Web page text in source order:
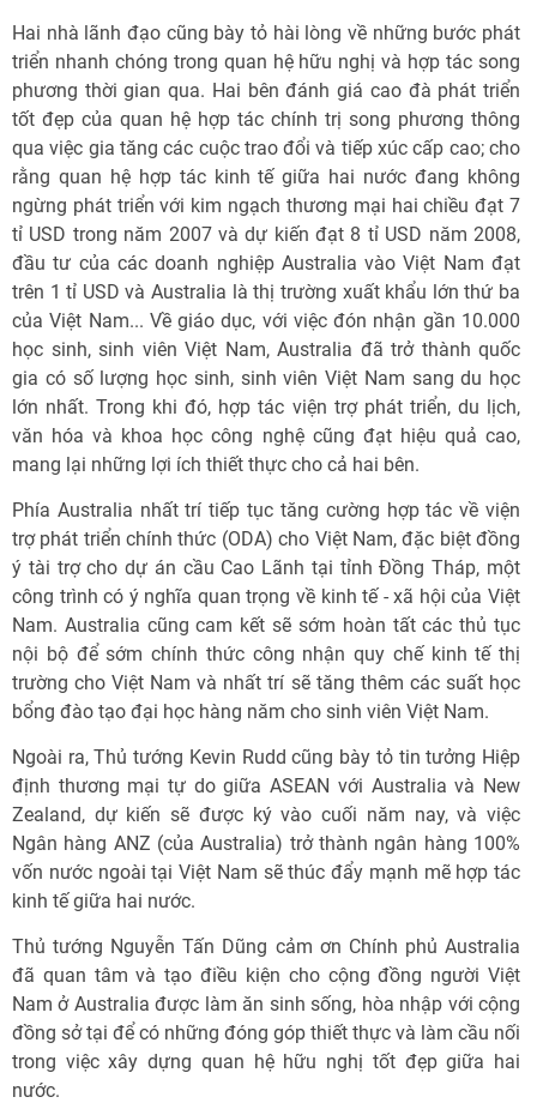
Hai nhà lãnh đạo cũng bày tỏ hài lòng về những bước phát
triển nhanh chóng trong quan hệ hữu nghị và hợp tác song
phương thời gian qua. Hai bên đánh giá cao đà phát triển
tốt đẹp của quan hệ hợp tác chính trị song phương thông
qua việc gia tăng các cuộc trao đổi và tiếp xúc cấp cao; cho
rằng quan hệ hợp tác kinh tế giữa hai nước đang không
ngừng phát triển với kim ngạch thương mại hai chiều đạt 7
tỉ USD trong năm 2007 và dự kiến đạt 8 tỉ USD năm 2008,
đầu tư của các doanh nghiệp Australia vào Việt Nam đạt
trên 1 tỉ USD và Australia là thị trường xuất khẩu lớn thứ ba
của Việt Nam... Về giáo dục, với việc đón nhận gần 10.000
học sinh, sinh viên Việt Nam, Australia đã trở thành quốc
gia có số lượng học sinh, sinh viên Việt Nam sang du học
lớn nhất. Trong khi đó, hợp tác viện trợ phát triển, du lịch,
văn hóa và khoa học công nghệ cũng đạt hiệu quả cao,
mang lại những lợi ích thiết thực cho cả hai bên.
Phía Australia nhất trí tiếp tục tăng cường hợp tác về viện
trợ phát triển chính thức (ODA) cho Việt Nam, đặc biệt đồng
ý tài trợ cho dự án cầu Cao Lãnh tại tỉnh Đồng Tháp, một
công trình có ý nghĩa quan trọng về kinh tế - xã hội của Việt
Nam. Australia cũng cam kết sẽ sớm hoàn tất các thủ tục
nội bộ để sớm chính thức công nhận quy chế kinh tế thị
trường cho Việt Nam và nhất trí sẽ tăng thêm các suất học
bổng đào tạo đại học hàng năm cho sinh viên Việt Nam.
Ngoài ra, Thủ tướng Kevin Rudd cũng bày tỏ tin tưởng Hiệp
định thương mại tự do giữa ASEAN với Australia và New
Zealand, dự kiến sẽ được ký vào cuối năm nay, và việc
Ngân hàng ANZ (của Australia) trở thành ngân hàng 100%
vốn nước ngoài tại Việt Nam sẽ thúc đẩy mạnh mẽ hợp tác
kinh tế giữa hai nước.
Thủ tướng Nguyễn Tấn Dũng cảm ơn Chính phủ Australia
đã quan tâm và tạo điều kiện cho cộng đồng người Việt
Nam ở Australia được làm ăn sinh sống, hòa nhập với cộng
đồng sở tại để có những đóng góp thiết thực và làm cầu nối
trong việc xây dựng quan hệ hữu nghị tốt đẹp giữa hai
nước.